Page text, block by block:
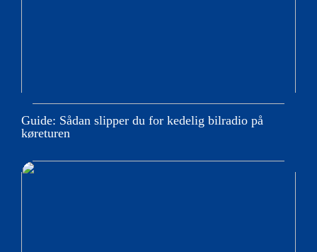
Guide: Sådan slipper du for kedelig bilradio på
køreturen